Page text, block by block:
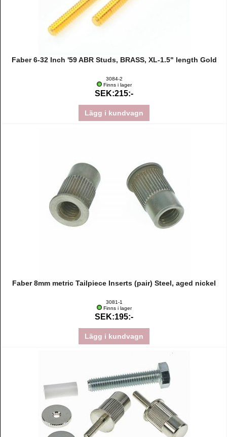
Faber 6-32 Inch '59 ABR Studs, BRASS, XL-1.5" length Gold
3084-2
Finns i lager
SEK:215:-
Lägg i kundvagn
Faber 8mm metric Tailpiece Inserts (pair) Steel, aged nickel
3081-1
Finns i lager
SEK:195:-
Lägg i kundvagn